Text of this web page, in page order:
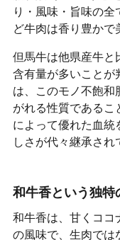
り・風味・旨味の
ど牛肉は香り豊かで
但馬牛は他県産牛と
含有量が多いことが
は、このモノ不飽和
がれる性質であるこ
によって優れた血統
しさが代々継承され
和牛香という独特
和牛香は、甘くココ
の風味で、生肉では